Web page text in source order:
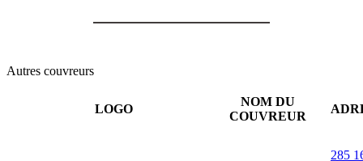
Autres couvreurs
LOGO
NOM DU
COUVREUR
285